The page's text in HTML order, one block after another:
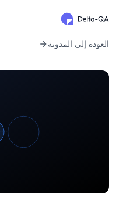
العودة إلى المدونة